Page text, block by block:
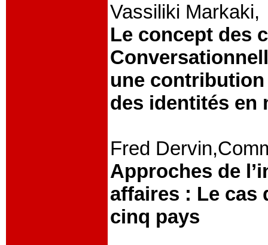
Vassiliki Markaki,
Le concept des
une
des identités en
Fred
Approches de
affaires : Le cas
cinq pays